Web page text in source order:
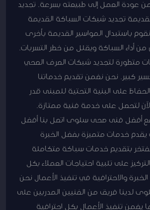
عودة العمل إلى طبيعته بسرعة. تجديد
تجديد شبكات السباكة القديمة
باستبدال المواسير القديمة بأخرى
أداء السباكة ويقلل من خطر التسربات.
متطورة لتجديد شبكات الصرف الصحي
كبير. نحن نضمن تقديم خدماتنا
على البنية التحتية للمبنى قدر
الآن لتحصل على خدمة فنية ممتازة.
أفضل فنى صحى سلوى اتصل بنا أفضل
خدمات متميزة بفضل الخبرة
نفتخر بتقديم خدمات سباكة متكاملة
على تلبية احتياجات العملاء بكل
والاحترافية في تنفيذ الأعمال نحن
فريق من الفنيين المدربين على
تنفيذ الأعمال بكل احترافية